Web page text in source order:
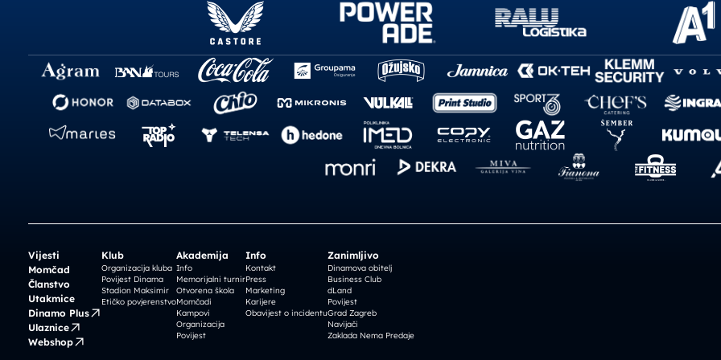
Vijesti
Momčad
Članstvo
Utakmice
Dinamo Plus
Ulaznice
Webshop
Klub
Organizacija kluba
Povijest Dinama
Stadion Maksimir
Etičko povjerenstvo
Akademija
Info
Memorijalni turnir
Otvorena škola
Momčadi
Kampovi
Organizacija
Povijest
Info
Kontakt
Press
Marketing
Karijere
Obavijest o incidentu
Zanimljivo
Dinamova obitelj
Business Club
dLand
Povijest
Grad Zagreb
Navijači
Zaklada Nema Predaje